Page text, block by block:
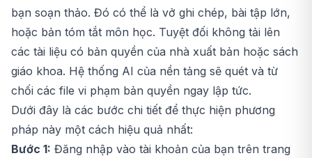
bạn soạn thảo. Đó có thể là vở ghi chép, bài tập lớn,
hoặc bản tóm tắt môn học. Tuyệt đối không tải lên
các tài liệu có bản quyền của nhà xuất bản hoặc sách
giáo khoa. Hệ thống AI của nền tảng sẽ quét và từ
chối các file vi phạm bản quyền ngay lập tức.
Dưới đây là các bước chi tiết để thực hiện phương
pháp này một cách hiệu quả nhất:
Bước 1: Đăng nhập vào tài khoản của bạn trên trang